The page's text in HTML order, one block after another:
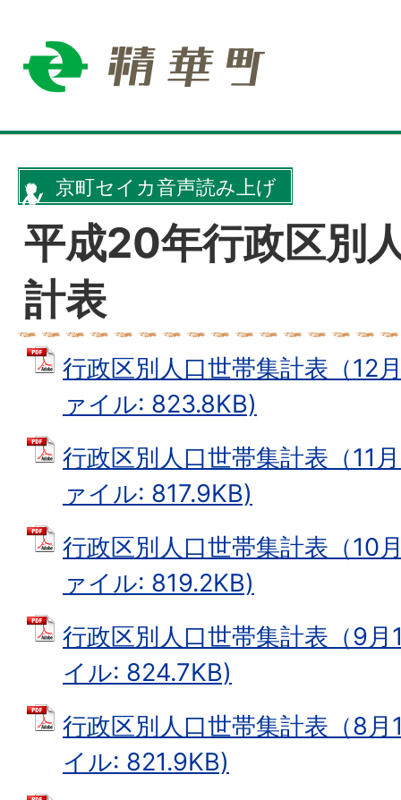
京町セイカ音声読み上げ
平成20年行政区別
計表
行政区別人口世帯集計表（12
ァイル: 823.8KB)
行政区別人口世帯集計表（11
ァイル: 817.9KB)
行政区別人口世帯集計表（10
ァイル: 819.2KB)
行政区別人口世帯集計表（9
イル: 824.7KB)
行政区別人口世帯集計表（8
イル: 821.9KB)